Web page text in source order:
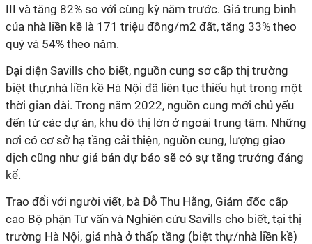
III và tăng 82% so với cùng kỳ năm trước. Giá trung bình
của nhà liền kề là 171 triệu đồng/m2 đất, tăng 33% theo
quý và 54% theo năm.
Đại diện Savills cho biết, nguồn cung sơ cấp thị trường
biệt thự,nhà liền kề Hà Nội đã liên tục thiếu hụt trong một
thời gian dài. Trong năm 2022, nguồn cung mới chủ yếu
đến từ các dự án, khu đô thị lớn ở ngoài trung tâm. Những
nơi có cơ sở hạ tầng cải thiện, nguồn cung, lượng giao
dịch cũng như giá bán dự báo sẽ có sự tăng trưởng đáng
kể.
Trao đổi với người viết, bà Đỗ Thu Hằng, Giám đốc cấp
cao Bộ phận Tư vấn và Nghiên cứu Savills cho biết, tại thị
trường Hà Nội, giá nhà ở thấp tầng (biệt thự/nhà liền kề)